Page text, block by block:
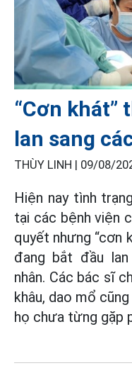
“Cơn khát”
lan sang
THÙY LINH | 09/08/
Hiện nay tình
tại các bệnh viện
quyết nhưng “cơn
đang bắt đầu
nhân. Các bác sĩ
khâu, dao mổ
họ chưa từng gặp